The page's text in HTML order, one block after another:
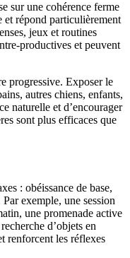
sur une cohérence ferme
répond particulièrement
jeux et routines
productives et peuvent
progressive. Exposer le
autres chiens, enfants,
naturelle et d’encourager
sont plus efficaces que
: obéissance de base,
exemple, une session
une promenade active
d’objets en
renforcent les réflexes